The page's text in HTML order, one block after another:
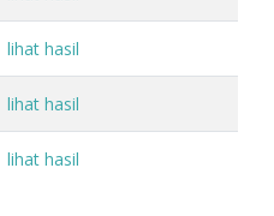
lihat hasil
lihat hasil
lihat hasil